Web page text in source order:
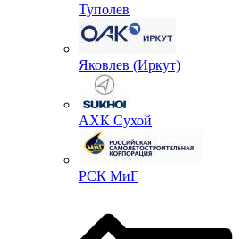
Туполев
Яковлев (Иркут)
АХК Сухой
РСК МиГ